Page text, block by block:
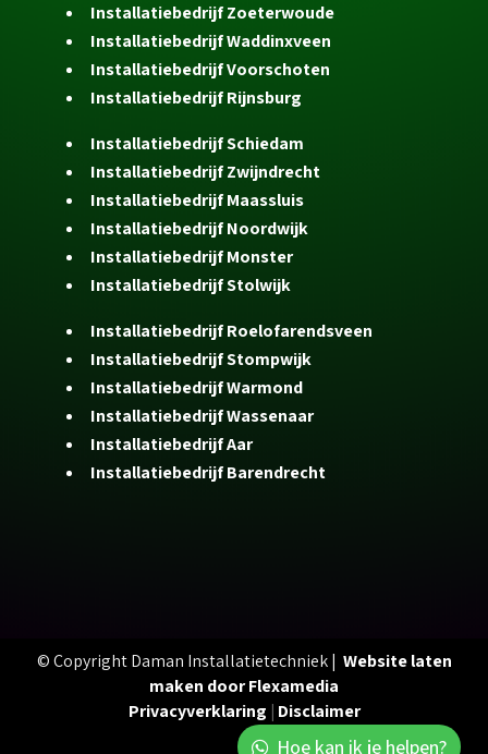
Installatiebedrijf Zoeterwoude
Installatiebedrijf Waddinxveen
Installatiebedrijf Voorschoten
Installatiebedrijf Rijnsburg
Installatiebedrijf Schiedam
Installatiebedrijf Zwijndrecht
Installatiebedrijf Maassluis
Installatiebedrijf Noordwijk
Installatiebedrijf Monster
Installatiebedrijf Stolwijk
Installatiebedrijf Roelofarendsveen
Installatiebedrijf Stompwijk
Installatiebedrijf Warmond
Installatiebedrijf Wassenaar
Installatiebedrijf Aar
Installatiebedrijf Barendrecht
© Copyright Daman Installatietechniek | Website laten
maken door Flexamedia
Hoe kan ik je helpen?
Privacyverklaring | Disclaimer